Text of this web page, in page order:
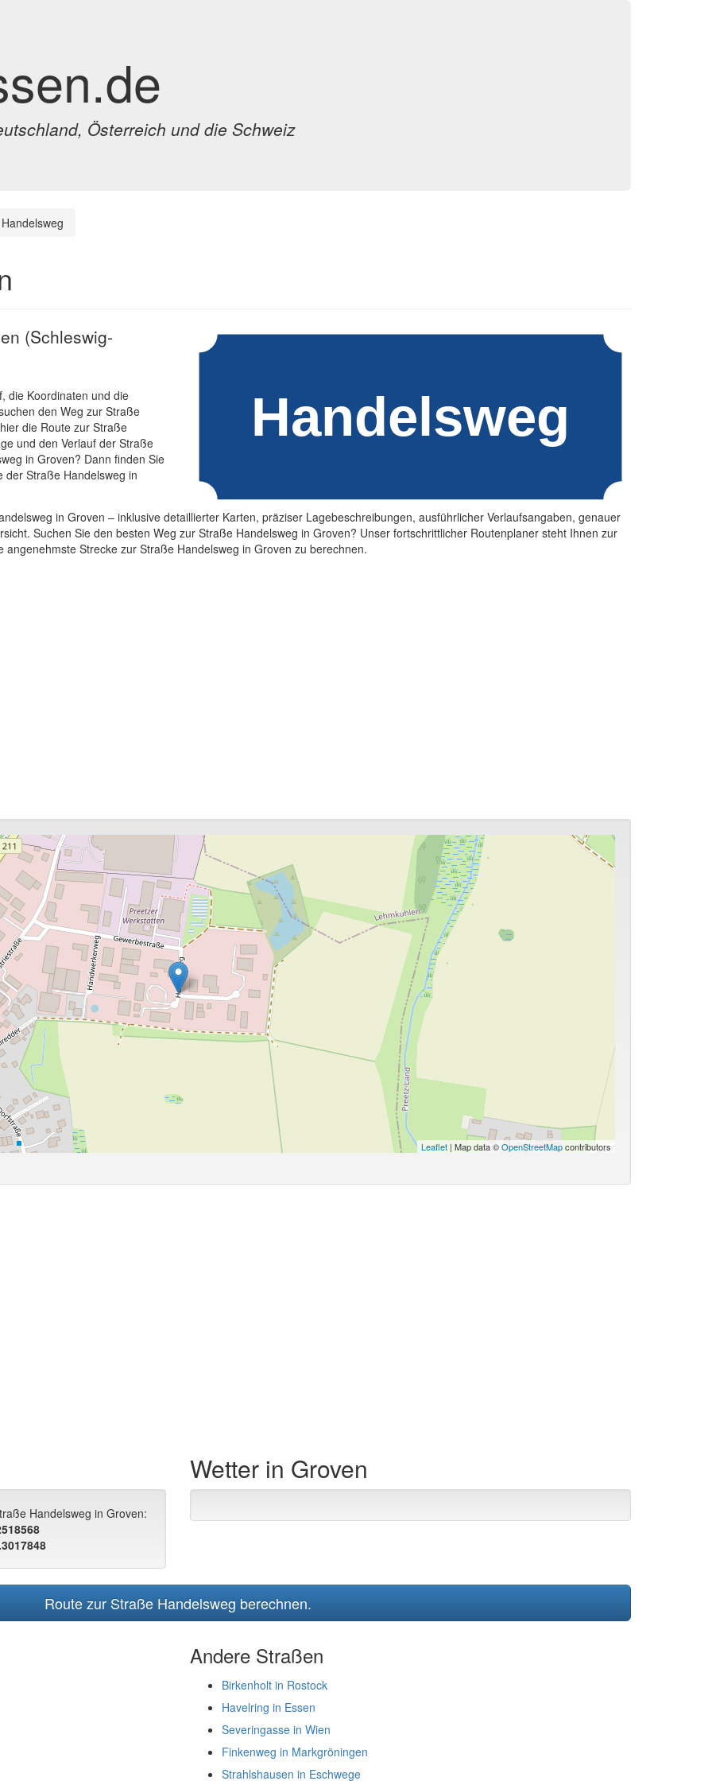
Österreich und die Schweiz
Handelsweg
(Schleswig-
die Koordinaten und die
den Weg zur Straße
die Route zur Straße
und den Verlauf der Straße
in Groven? Dann finden Sie
der Straße Handelsweg in
in Groven – inklusive detaillierter Karten, präziser Lagebeschreibungen, ausführlicher Verlaufsangaben, genauer
Suchen Sie den besten Weg zur Straße Handelsweg in Groven? Unser fortschrittlicher Routenplaner steht Ihnen zur
Strecke zur Straße Handelsweg in Groven zu berechnen.
Leaflet | Map data ©OpenStreetMapcontributors
Handelsweg in Groven:
Wetter in Groven
Route zur Straße Handelsweg berechnen.
Andere Straßen
Birkenholt in Rostock
Havelring in Essen
Severingasse in Wien
Finkenweg in Markgröningen
Strahlshausen in Eschwege